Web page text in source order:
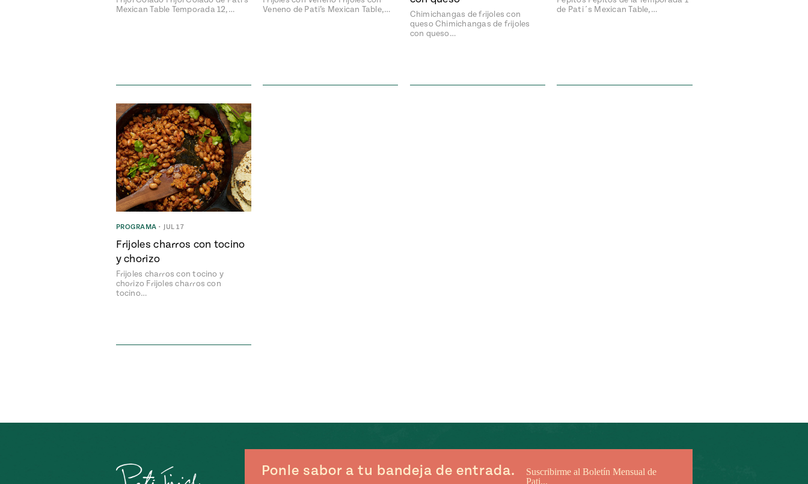
Mexican Table Temporada 12,…
Veneno de Pati’s Mexican Table,…
Chimichangas de frijoles con
queso Chimichangas de frijoles
con queso…
de Pati´s Mexican Table,…
PROGRAMA • JUL 17
Frijoles charros con tocino
y chorizo
Frijoles charros con tocino y
chorizo Frijoles charros con
tocino…
Ponle sabor a tu bandeja de entrada.